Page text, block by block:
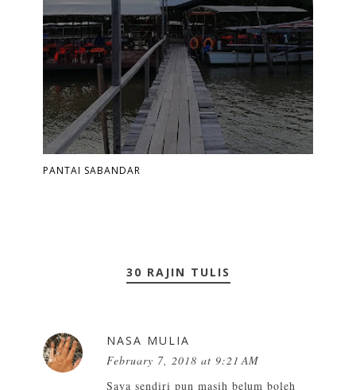
PANTAI SABANDAR
30 RAJIN TULIS
NASA MULIA
February 7, 2018 at 9:21 AM
Saya sendiri pun masih belum boleh